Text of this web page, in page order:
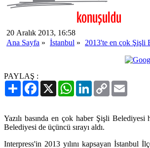
20 Aralık 2013, 16:58
Ana Sayfa » İstanbul » 2013'te en çok Şişli
PAYLAŞ :
PaylaşFacebook
X WhatsAppLinkedIn
Copy
Link
Yazılı basında en çok haber Şişli
Belediyesi de üçüncü sırayı aldı.
Interpress'in 2013 yılını kapsayan İstanbul